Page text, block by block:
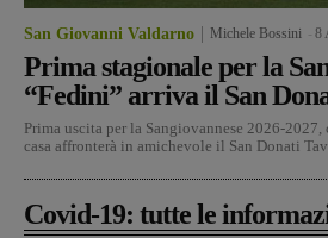
San Giovanni Valdarno Michele Bossini 8
Prima stagionale per la
“Fedini” arriva il San
Prima uscita per la Sangiovannese 2026-
casa affronterà in amichevole il San Donati
Covid-19: tutte le